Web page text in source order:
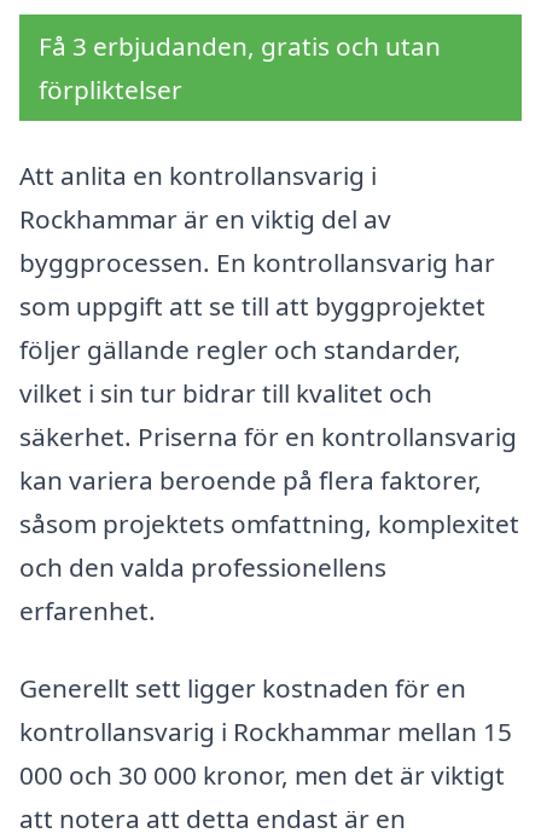
Få 3 erbjudanden, gratis och utan
förpliktelser
Att anlita en kontrollansvarig i
Rockhammar är en viktig del av
byggprocessen. En kontrollansvarig har
som uppgift att se till att byggprojektet
följer gällande regler och standarder,
vilket i sin tur bidrar till kvalitet och
säkerhet. Priserna för en kontrollansvarig
kan variera beroende på flera faktorer,
såsom projektets omfattning, komplexitet
och den valda professionellens
erfarenhet.
Generellt sett ligger kostnaden för en
kontrollansvarig i Rockhammar mellan 15
000 och 30 000 kronor, men det är viktigt
att notera att detta endast är en